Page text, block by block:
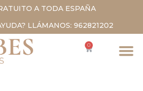
A TODA ESPAÑA
LLÁMANOS: 962821202
0